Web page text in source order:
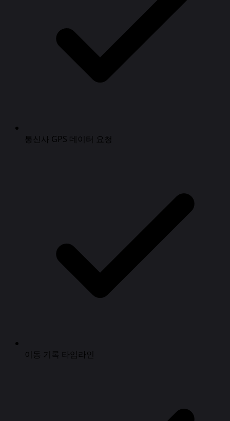
통신사 GPS 데이터 요청
이동 기록 타임라인